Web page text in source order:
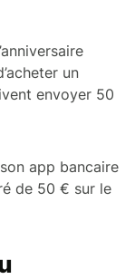
un
envoyer 50
app bancaire
de 50 € sur le